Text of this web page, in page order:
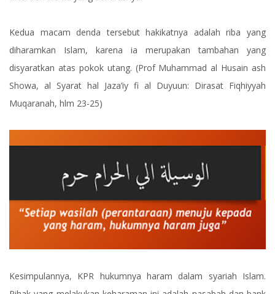
Kedua macam denda tersebut hakikatnya adalah riba yang
diharamkan Islam, karena ia merupakan tambahan yang
disyaratkan atas pokok utang. (Prof Muhammad al Husain ash
Showa, al Syarat hal Jaza’iy fi al Duyuun: Dirasat Fiqhiyyah
Muqaranah, hlm 23-25)
Kesimpulannya, KPR hukumnya haram dalam syariah Islam.